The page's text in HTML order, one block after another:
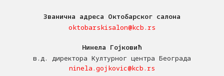
Званична адреса Октобарског салона
oktobarskisalon@kcb.rs
Нинела Гојковић
в.д. директора Културног центра Београда
ninela.gojkovic@kcb.rs